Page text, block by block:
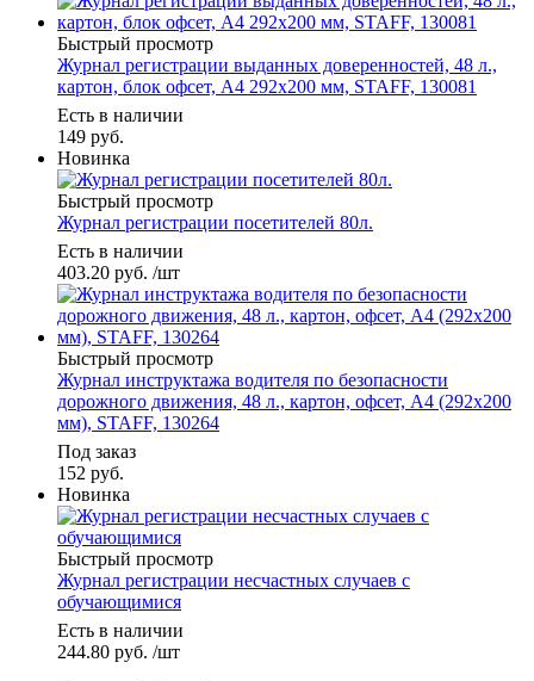
Быстрый просмотр
Журнал регистрации выданных доверенностей, 48 л.,
картон, блок офсет, А4 292х200 мм, STAFF, 130081
Есть в наличии
149 руб.
Новинка
Быстрый просмотр
Журнал регистрации посетителей 80л.
Есть в наличии
403.20 руб. /шт
Быстрый просмотр
Журнал инструктажа водителя по безопасности
дорожного движения, 48 л., картон, офсет, А4 (292х200
мм), STAFF, 130264
Под заказ
152 руб.
Новинка
Быстрый просмотр
Журнал регистрации несчастных случаев с
обучающимися
Есть в наличии
244.80 руб. /шт